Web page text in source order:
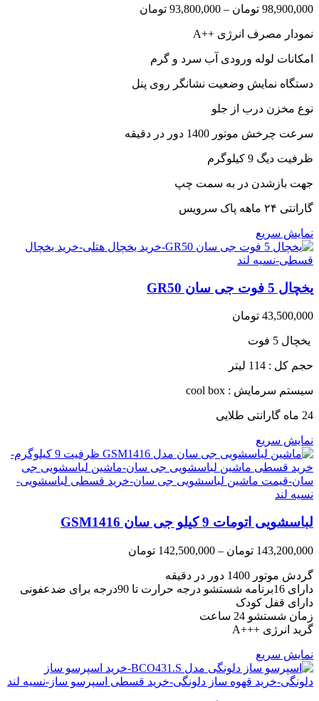
98,900,000 تومان –
93,800,000 تومان
نمودار مصرف انرژی A++
امکانات لوله ورودی آب سرد و گرم
دستگاه نمایش وضعیت نشانگر روی پنل
نوع مخزن درب از جلو
سرعت چرخش موتور 1400 دور در دقیقه
ظرفیت دیگ 9 کیلوگرم
جهت بازشدن در به سمت چپ
گارانتی ۲۴ ماهه پاک سرویس
نمایش سریع
یخچال 5 فوت جی سان GR50
43,500,000 تومان
یخچال 5 فوت
حجم کل : 114 لیتر
سیستم سرمایش : cool box
24 ماه گارانتی طلایی
نمایش سریع
لباسشویی اتومات 9 کیلو جی سان GSM1416
143,200,000 تومان –
142,500,000 تومان
through
گردش موتور 1400 دور در دقیقه
دارای 16برنامه شستشو درجه حرارت تا 90درجه برای ضدعفونی
دارای قفل کودک
زمان شستشو 24 ساعت
گرید انرژی +++A
نمایش سریع